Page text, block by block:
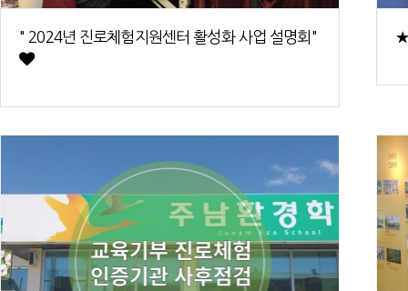
" 2024년 진로체험지원센터 활성화 사업 설명회" ★